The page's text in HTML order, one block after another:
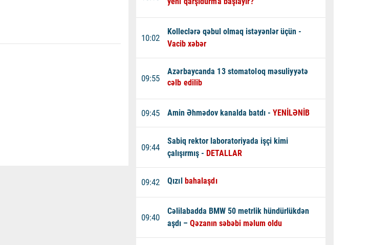
10:02
Kolleclərə qəbul olmaq istəyənlər üçün -
Vacib xəbər
09:55
Azərbaycanda 13 stomatoloq məsuliyyətə
cəlb edilib
09:45 Amin Əhmədov kanalda batdı -YENİLƏNİB
09:44
Sabiq rektor laboratoriyada işçi kimi
çalışırmış - DETALLAR
09:42 Qızıl bahalaşdı
09:40
Cəlilabadda BMW 50 metrlik hündürlükdən
aşdı –Qəzanın səbəbi məlum oldu